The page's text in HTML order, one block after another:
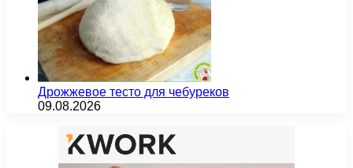
Дрожжевое тесто для чебуреков
09.08.2026